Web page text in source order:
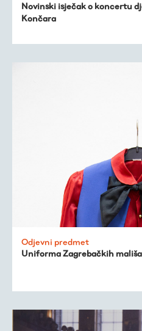
Novinski isječak o koncertu
Končara
Odjevni predmet
Uniforma Zagrebačkih